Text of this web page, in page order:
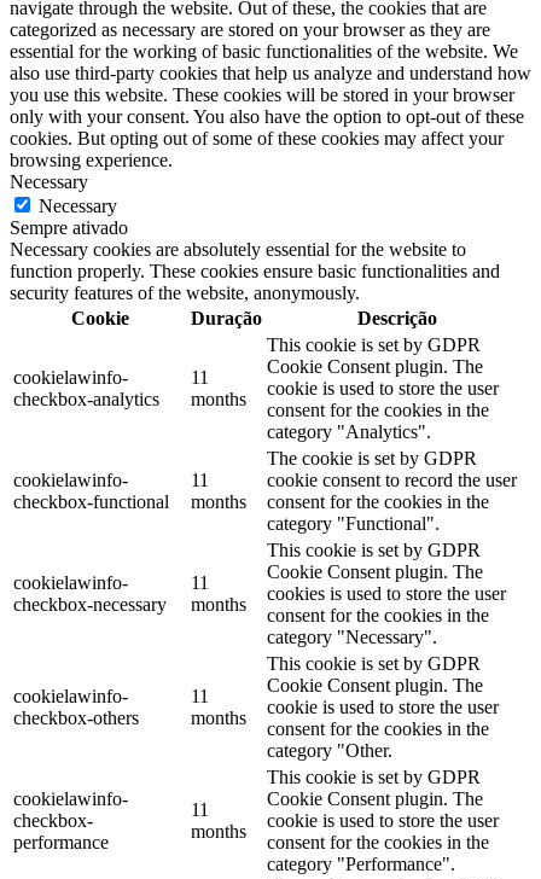
navigate through the website. Out of these, the cookies that are
categorized as necessary are stored on your browser as they are
essential for the working of basic functionalities of the website. We
also use third-party cookies that help us analyze and understand how
you use this website. These cookies will be stored in your browser
only with your consent. You also have the option to opt-out of these
cookies. But opting out of some of these cookies may affect your
browsing experience.
Necessary
Necessary
Sempre ativado
Necessary cookies are absolutely essential for the website to
function properly. These cookies ensure basic functionalities and
security features of the website, anonymously.
Cookie
Duração Descrição
cookielawinfo-
checkbox-analytics
11
months
This cookie is set by GDPR
Cookie Consent plugin. The
cookie is used to store the user
consent for the cookies in the
category "Analytics".
cookielawinfo-
checkbox-functional
11
months
The cookie is set by GDPR
cookie consent to record the user
consent for the cookies in the
category "Functional".
cookielawinfo-
checkbox-necessary
11
months
This cookie is set by GDPR
Cookie Consent plugin. The
cookies is used to store the user
consent for the cookies in the
category "Necessary".
cookielawinfo-
checkbox-others
11
months
This cookie is set by GDPR
Cookie Consent plugin. The
cookie is used to store the user
consent for the cookies in the
category "Other.
cookielawinfo-
checkbox-
performance
11
months
This cookie is set by GDPR
Cookie Consent plugin. The
cookie is used to store the user
consent for the cookies in the
category "Performance".